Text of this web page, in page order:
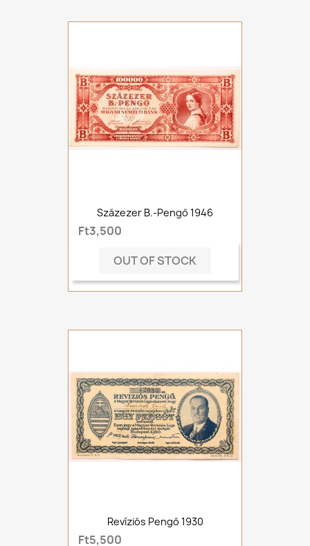
Százezer B.-Pengő 1946
Ft3,500
OUT OF STOCK
Revíziós Pengő 1930
Ft5,500